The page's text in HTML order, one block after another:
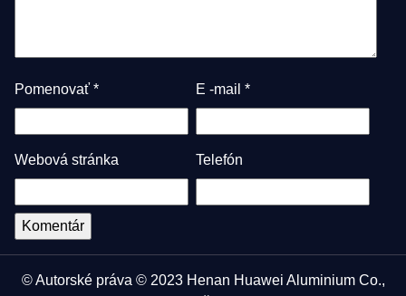
Pomenovať * E -mail *
Webová stránka Telefón
© Autorské práva © 2023 Henan Huawei Aluminium Co.,